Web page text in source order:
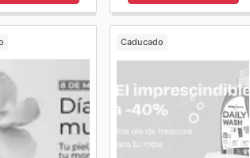
Caducado